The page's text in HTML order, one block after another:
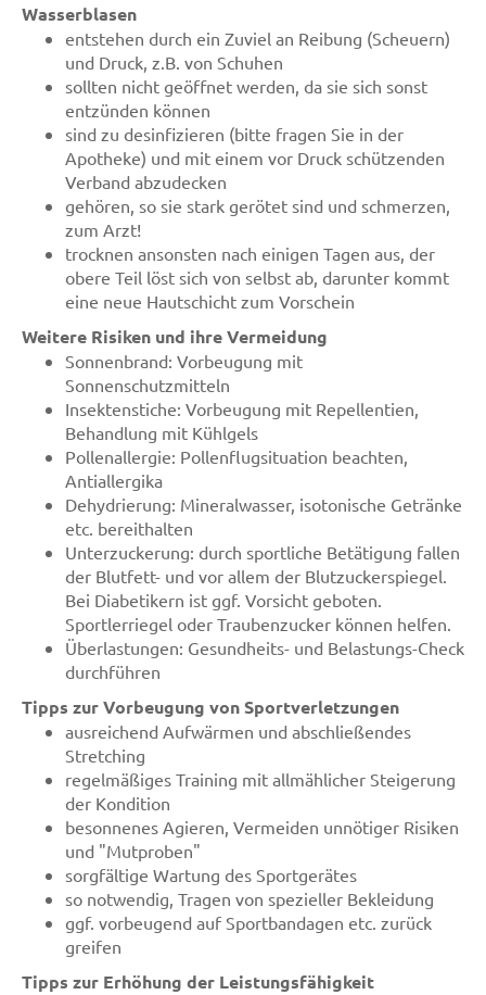
Wasserblasen
entstehen durch ein Zuviel an Reibung (Scheuern)
und Druck, z.B. von Schuhen
sollten nicht geöffnet werden, da sie sich sonst
entzünden können
sind zu desinfizieren (bitte fragen Sie in der
Apotheke) und mit einem vor Druck schützenden
Verband abzudecken
gehören, so sie stark gerötet sind und schmerzen,
zum Arzt!
trocknen ansonsten nach einigen Tagen aus, der
obere Teil löst sich von selbst ab, darunter kommt
eine neue Hautschicht zum Vorschein
Weitere Risiken und ihre Vermeidung
Sonnenbrand: Vorbeugung mit
Sonnenschutzmitteln
Insektenstiche: Vorbeugung mit Repellentien,
Behandlung mit Kühlgels
Pollenallergie: Pollenflugsituation beachten,
Antiallergika
Dehydrierung: Mineralwasser, isotonische Getränke
etc. bereithalten
Unterzuckerung: durch sportliche Betätigung fallen
der Blutfett- und vor allem der Blutzuckerspiegel.
Bei Diabetikern ist ggf. Vorsicht geboten.
Sportlerriegel oder Traubenzucker können helfen.
Überlastungen: Gesundheits- und Belastungs-Check
durchführen
Tipps zur Vorbeugung von Sportverletzungen
ausreichend Aufwärmen und abschließendes
Stretching
regelmäßiges Training mit allmählicher Steigerung
der Kondition
besonnenes Agieren, Vermeiden unnötiger Risiken
und "Mutproben"
sorgfältige Wartung des Sportgerätes
so notwendig, Tragen von spezieller Bekleidung
ggf. vorbeugend auf Sportbandagen etc. zurück
greifen
Tipps zur Erhöhung der Leistungsfähigkeit